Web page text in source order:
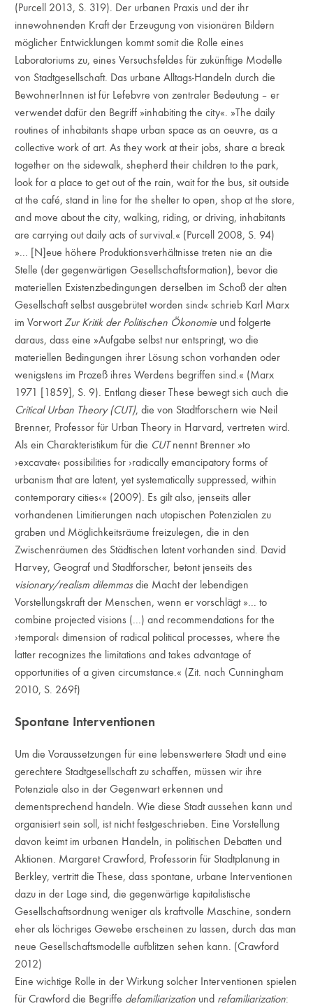
(Purcell 2013, S. 319). Der urbanen Praxis und der ihr
innewohnenden Kraft der Erzeugung von visionären Bildern
möglicher Entwicklungen kommt somit die Rolle eines
Laboratoriums zu, eines Versuchsfeldes für zukünftige Modelle
von Stadtgesellschaft. Das urbane Alltags-Handeln durch die
BewohnerInnen ist für Lefebvre von zentraler Bedeutung – er
verwendet dafür den Begriff »inhabiting the city«. »The daily
routines of inhabitants shape urban space as an oeuvre, as a
collective work of art. As they work at their jobs, share a break
together on the sidewalk, shepherd their children to the park,
look for a place to get out of the rain, wait for the bus, sit outside
at the café, stand in line for the shelter to open, shop at the store,
and move about the city, walking, riding, or driving, inhabitants
are carrying out daily acts of survival.« (Purcell 2008, S. 94)
»... [N]eue höhere Produktionsverhältnisse treten nie an die
Stelle (der gegenwärtigen Gesellschaftsformation), bevor die
materiellen Existenzbedingungen derselben im Schoß der alten
Gesellschaft selbst ausgebrütet worden sind« schrieb Karl Marx
im VorwortZur Kritik der Politischen Ökonomie und folgerte
daraus, dass eine »Aufgabe selbst nur entspringt, wo die
materiellen Bedingungen ihrer Lösung schon vorhanden oder
wenigstens im Prozeß ihres Werdens begriffen sind.« (Marx
1971 [1859], S. 9). Entlang dieser These bewegt sich auch die
Critical Urban Theory (CUT), die von Stadtforschern wie Neil
Brenner, Professor für Urban Theory in Harvard, vertreten wird.
Als ein Charakteristikum für die CUTnennt Brenner »to
›excavate‹ possibilities for ›radically emancipatory forms of
urbanism that are latent, yet systematically suppressed, within
contemporary cities‹« (2009). Es gilt also, jenseits aller
vorhandenen Limitierungen nach utopischen Potenzialen zu
graben und Möglichkeitsräume freizulegen, die in den
Zwischenräumen des Städtischen latent vorhanden sind. David
Harvey, Geograf und Stadtforscher, betont jenseits des
visionary/realism dilemmas die Macht der lebendigen
Vorstellungskraft der Menschen, wenn er vorschlägt »... to
combine projected visions (...) and recommendations for the
›temporal‹ dimension of radical political processes, where the
latter recognizes the limitations and takes advantage of
opportunities of a given circumstance.« (Zit. nach Cunningham
2010, S. 269f)
Spontane Interventionen
Um die Voraussetzungen für eine lebenswertere Stadt und eine
gerechtere Stadtgesellschaft zu schaffen, müssen wir ihre
Potenziale also in der Gegenwart erkennen und
dementsprechend handeln. Wie diese Stadt aussehen kann und
organisiert sein soll, ist nicht festgeschrieben. Eine Vorstellung
davon keimt im urbanen Handeln, in politischen Debatten und
Aktionen. Margaret Crawford, Professorin für Stadtplanung in
Berkley, vertritt die These, dass spontane, urbane Interventionen
dazu in der Lage sind, die gegenwärtige kapitalistische
Gesellschaftsordnung weniger als kraftvolle Maschine, sondern
eher als löchriges Gewebe erscheinen zu lassen, durch das man
neue Gesellschaftsmodelle aufblitzen sehen kann. (Crawford
2012)
Eine wichtige Rolle in der Wirkung solcher Interventionen spielen
für Crawford die Begriffe defamiliarization und refamiliarization: